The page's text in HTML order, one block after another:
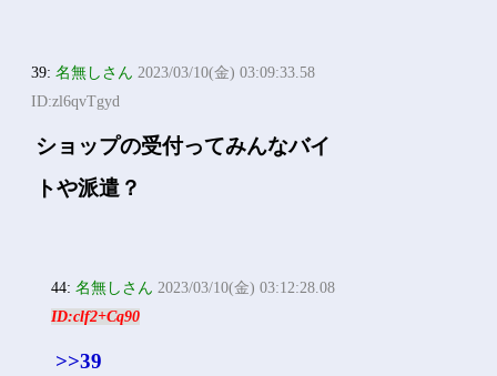
39:名無しさん 2023/03/10(金) 03:09:33.58
ID:zl6qvTgyd
ショップの受付ってみんなバイ
トや派遣？
44:名無しさん 2023/03/10(金) 03:12:28.08
ID:clf2+Cq90
>>39